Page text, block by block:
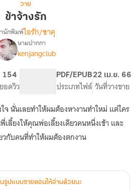
วาย
ข้าจ้างรัก
เรื่อง[Yaoi]
ข้า
แล้ว)
นักพิมพ์ไอรัก/ซาคุ
นามปากกา
kenjangclub
154
ยอดวิว
PDF/EPUB
ประเภทไฟล์
22 เม.ย. 66
วันที่วางขาย
นั่นเลยทำให้ผมต้องหางานทำใหม่ แต่ใคร
เลี้ยงให้คุณพ่อเลี้ยงเดียวคนหนึ่งเข้า และ
วกับคนที่ทำให้ผมต้องตกงาน
นรูปแบบรายตอนให้อ่านด้วยนะ